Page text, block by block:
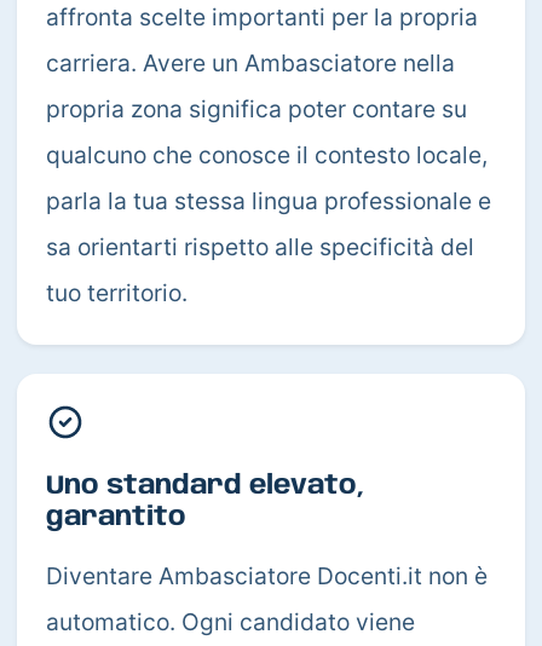
affronta scelte importanti per la propria
carriera. Avere un Ambasciatore nella
propria zona significa poter contare su
qualcuno che conosce il contesto locale,
parla la tua stessa lingua professionale e
sa orientarti rispetto alle specificità del
tuo territorio.
Uno standard elevato,
garantito
Diventare Ambasciatore Docenti.it non è
automatico. Ogni candidato viene